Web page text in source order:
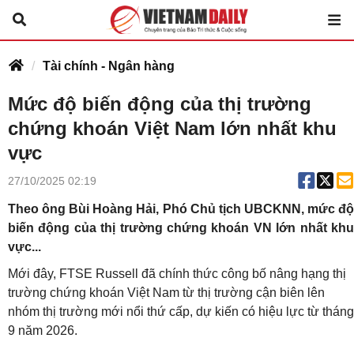
Tài chính - Ngân hàng
Mức độ biến động của thị trường
chứng khoán Việt Nam lớn nhất khu
vực
27/10/2025 02:19
Theo ông Bùi Hoàng Hải, Phó Chủ tịch UBCKNN, mức độ
biến động của thị trường chứng khoán VN lớn nhất khu
vực...
Mới đây, FTSE Russell đã chính thức công bố nâng hạng thị
trường chứng khoán Việt Nam từ thị trường cận biên lên
nhóm thị trường mới nổi thứ cấp, dự kiến có hiệu lực từ tháng
9 năm 2026.